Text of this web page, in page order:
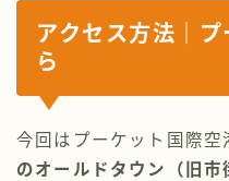
アクセス方法｜
ら
今回はプーケット国際空
のオールドタウン（旧